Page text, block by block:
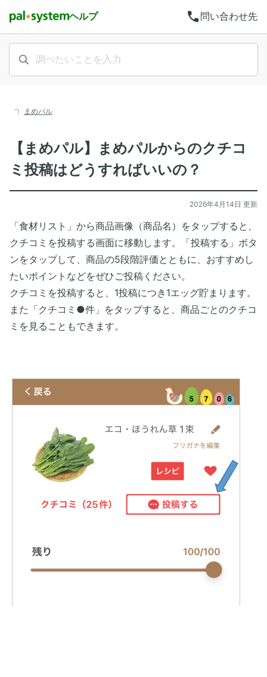
ヘルプ call 問い合わせ先
まめパル
【まめパル】まめパルからのクチコ
ミ投稿はどうすればいいの？
2026年4月14日 更新
「食材リスト」から商品画像（商品名）をタップすると、
クチコミを投稿する画面に移動します。「投稿する」ボタ
ンをタップして、商品の5段階評価とともに、おすすめし
たいポイントなどをぜひご投稿ください。
クチコミを投稿すると、1投稿につき1エッグ貯まります。
また「クチコミ●件」をタップすると、商品ごとのクチコ
ミを見ることもできます。